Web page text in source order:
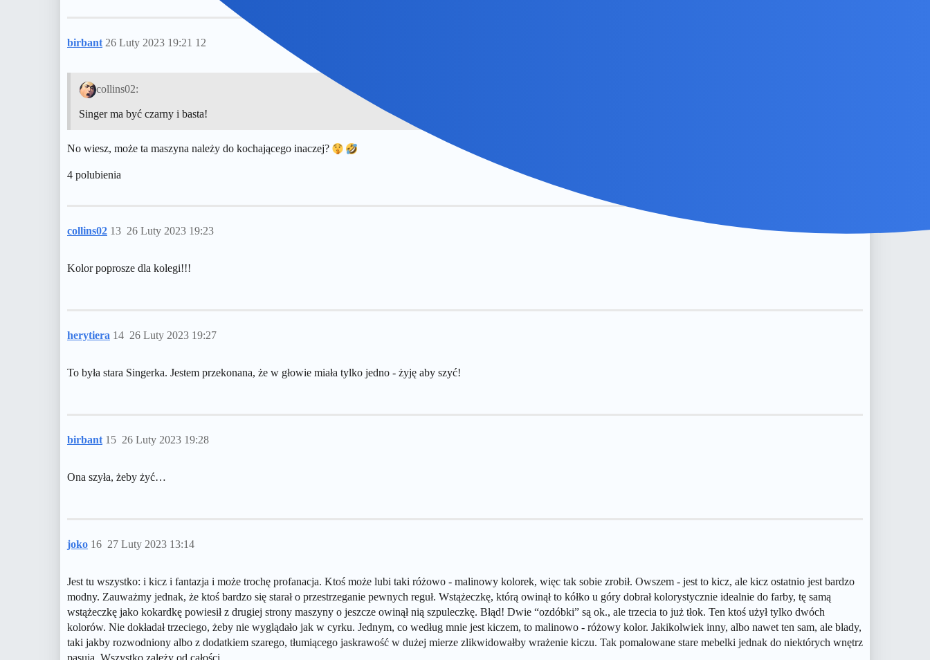
birbant 26 Luty 2023 19:21 12
collins02:
Singer ma być czarny i basta!
No wiesz, może ta maszyna należy do kochającego inaczej?
4 polubienia
collins02 26 Luty 2023 19:23
13
Kolor poprosze dla kolegi!!!
herytiera 26 Luty 2023 19:27
14
To była stara Singerka. Jestem przekonana, że w głowie miała tylko jedno - żyję aby szyć!
birbant 26 Luty 2023 19:28
15
Ona szyła, żeby żyć…
joko 27 Luty 2023 13:14
16
Jest tu wszystko: i kicz i fantazja i może trochę profanacja. Ktoś może lubi taki różowo - malinowy kolorek, więc tak sobie zrobił. Owszem - jest to kicz, ale kicz ostatnio jest bardzo
modny. Zauważmy jednak, że ktoś bardzo się starał o przestrzeganie pewnych reguł. Wstążeczkę, którą owinął to kółko u góry dobrał kolorystycznie idealnie do farby, tę samą
wstążeczkę jako kokardkę powiesił z drugiej strony maszyny o jeszcze owinął nią szpuleczkę. Błąd! Dwie “ozdóbki” są ok., ale trzecia to już tłok. Ten ktoś użył tylko dwóch
kolorów. Nie dokładał trzeciego, żeby nie wyglądało jak w cyrku. Jednym, co według mnie jest kiczem, to malinowo - różowy kolor. Jakikolwiek inny, albo nawet ten sam, ale blady,
taki jakby rozwodniony albo z dodatkiem szarego, tłumiącego jaskrawość w dużej mierze zlikwidowałby wrażenie kiczu. Tak pomalowane stare mebelki jednak do niektórych wnętrz
pasują. Wszystko zależy od całości.